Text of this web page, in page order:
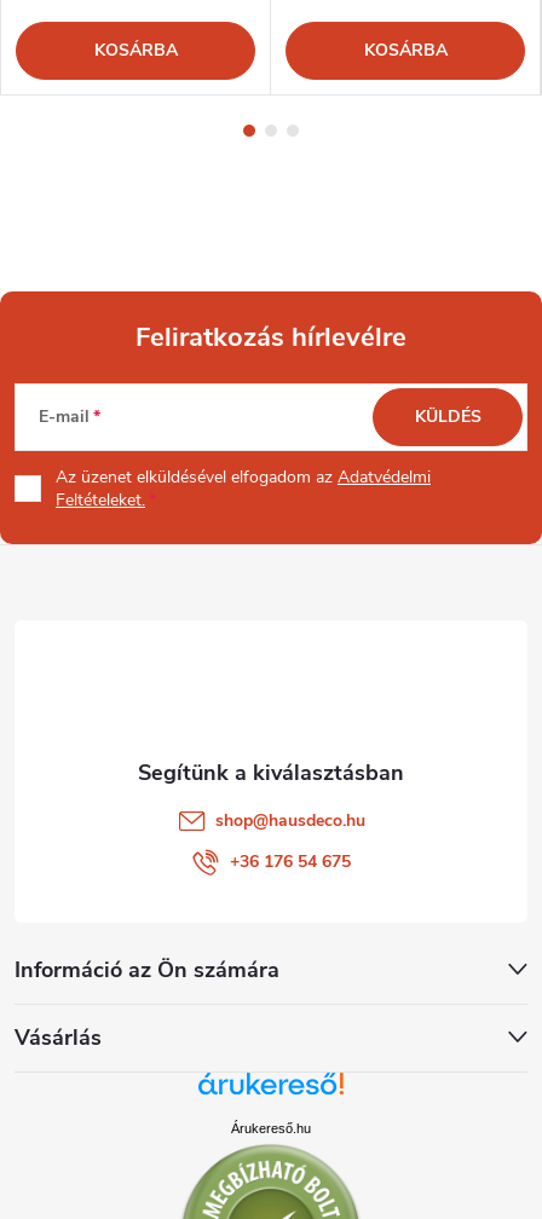
KOSÁRBA KOSÁRBA
L
á
b
Feliratkozás hírlevélre
E-mail
Az üzenet elküldésével elfogadom az Adatvédelmi
Feltételeket.
KÜLDÉS
Információ az Ön számára
Vásárlás
shop@hausdeco.hu
+36 176 54 675
Árukereső.hu